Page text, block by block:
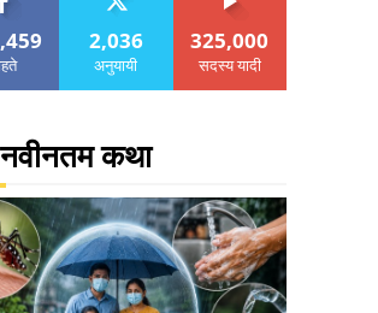
2,036
अनुयायी
325,000
सदस्य यादी
कथा